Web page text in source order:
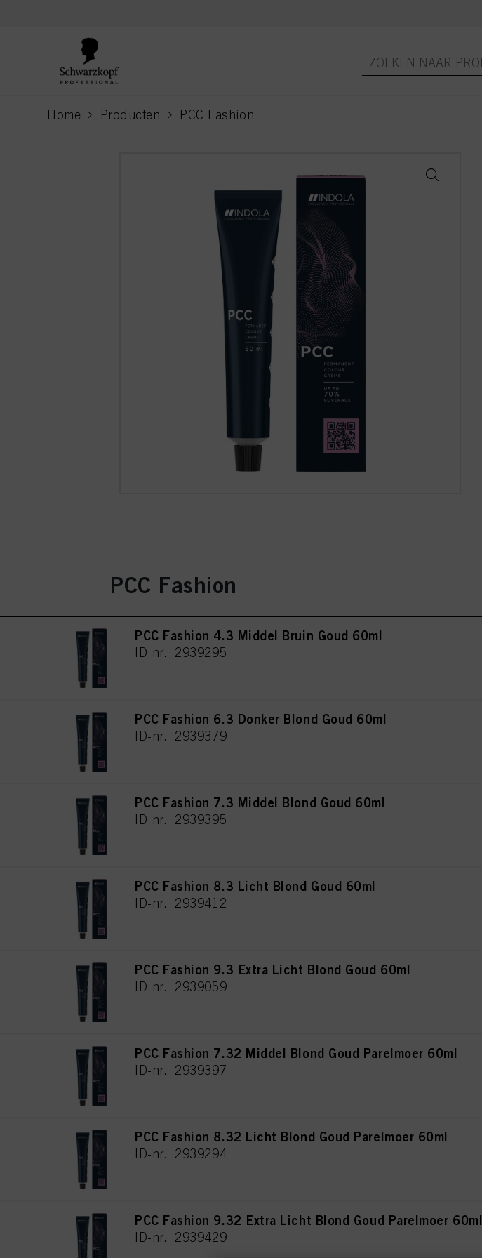
Home Producten PCC Fashion
current page
PCC Fashion
PCC Fashion 4.3 Middel Bruin Goud 60ml
ID-nr. 2939295
PCC Fashion 6.3 Donker Blond Goud 60ml
ID-nr. 2939379
PCC Fashion 7.3 Middel Blond Goud 60ml
ID-nr. 2939395
PCC Fashion 8.3 Licht Blond Goud 60ml
ID-nr. 2939412
PCC Fashion 9.3 Extra Licht Blond Goud 60ml
ID-nr. 2939059
PCC Fashion 7.32 Middel Blond Goud Parelmoer 60ml
ID-nr. 2939397
PCC Fashion 8.32 Licht Blond Goud Parelmoer 60ml
ID-nr. 2939294
PCC Fashion 9.32 Extra Licht Blond Goud Parelmoer 60ml
ID-nr. 2939429